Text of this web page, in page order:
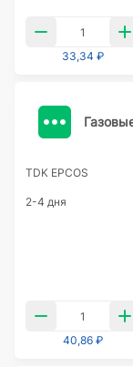
33,34 ₽
TDK EPCOS
2-4 дня
40,86 ₽